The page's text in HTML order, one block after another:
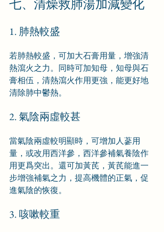
七、清燥救肺湯加減變化
1. 肺熱較盛
若肺熱較盛，可加大石膏用量，增強清
熱瀉火之力。同時可加知母，知母與石
膏相伍，清熱瀉火作用更強，能更好地
清除肺中鬱熱。
2. 氣陰兩虛較甚
當氣陰兩虛較明顯時，可增加人蔘用
量，或改用西洋參，西洋參補氣養陰作
用更爲突出。還可加黃芪，黃芪能進一
步增強補氣之力，提高機體的正氣，促
進氣陰的恢復。
3. 咳嗽較重